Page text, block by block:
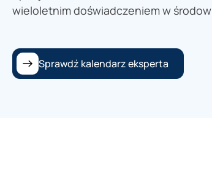
wieloletnim doświadczeniem w
Sprawdź kalendarz eksperta